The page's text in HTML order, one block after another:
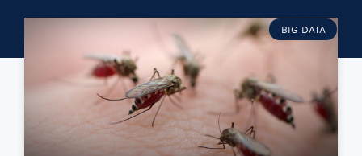
BIG DATA